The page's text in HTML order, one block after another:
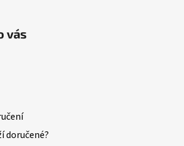
vás
doručené?